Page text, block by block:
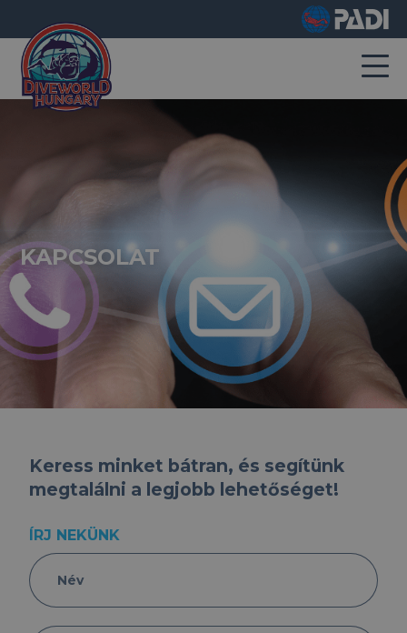
KAPCSOLAT
Keress minket bátran, és segítünk
megtalálni a legjobb lehetőséget!
ÍRJ NEKÜNK